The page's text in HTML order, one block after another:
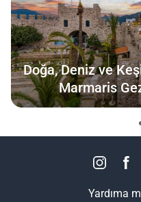
Doğa, Deniz ve
Marmaris
Yardıma